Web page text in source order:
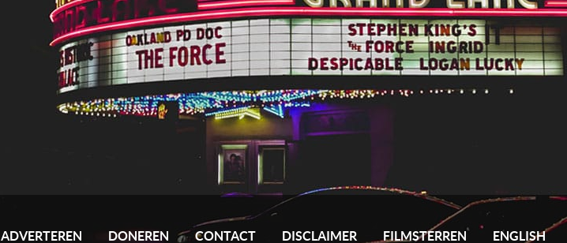
ADVERTEREN DONEREN CONTACT DISCLAIMER FILMSTERREN ENGLISH